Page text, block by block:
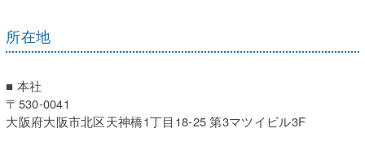
所在地
■ 本社
〒530-0041
大阪府大阪市北区天神橋1丁目18-25 第3マツイビル3F